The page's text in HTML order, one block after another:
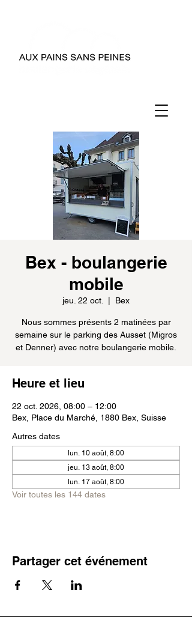
Bex - boulangerie
mobile
jeu. 22 oct. Bex
Nous sommes présents 2 matinées par
semaine sur le parking des Ausset (Migros
et Denner) avec notre boulangerie mobile.
Heure et lieu
22 oct. 2026, 08:00 – 12:00
Bex, Place du Marché, 1880 Bex, Suisse
Autres dates
lun. 10 août, 8:00
jeu. 13 août, 8:00
lun. 17 août, 8:00
Voir toutes les 144 dates
Partager cet événement